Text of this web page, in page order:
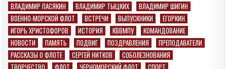
ВЛАДИМИР ПАСЯКИН
ВЛАДИМИР ТЫЦКИХ
ВЛАДИМИР ШИГИН
ВОЕННО-МОРСКОЙ ФЛОТ
ВСТРЕЧИ ВЫПУСКНИКИ
ЕГОРКИН
ИГОРЬ ХРИСТОФОРОВ
ИСТОРИЯ КВВМПУ
КОМАНДОВАНИЕ
НОВОСТИ
ПАМЯТЬ ПОДВИГ ПОЗДРАВЛЕНИЯ
ПРЕПОДАВАТЕЛИ
РАССКАЗЫ О ФЛОТЕ
СЕРГЕЙ НИТКОВ
СОБОЛЕЗНОВАНИЯ